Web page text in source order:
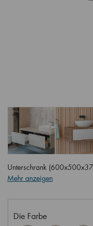
Unterschrank
Mehr anzeigen
Die Farbe